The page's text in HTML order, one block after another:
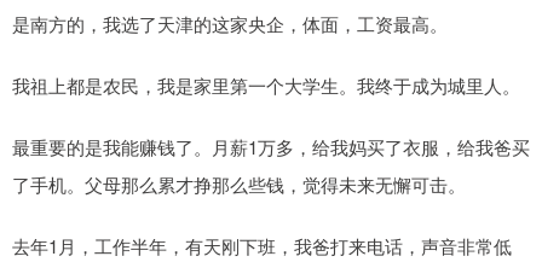
是南方的，我选了天津的这家央企，体面，工资最高。
我祖上都是农民，我是家里第一个大学生。我终于成为城里人。
最重要的是我能赚钱了。月薪1万多，给我妈买了衣服，给我爸买
了手机。父母那么累才挣那么些钱，觉得未来无懈可击。
去年1月，工作半年，有天刚下班，我爸打来电话，声音非常低